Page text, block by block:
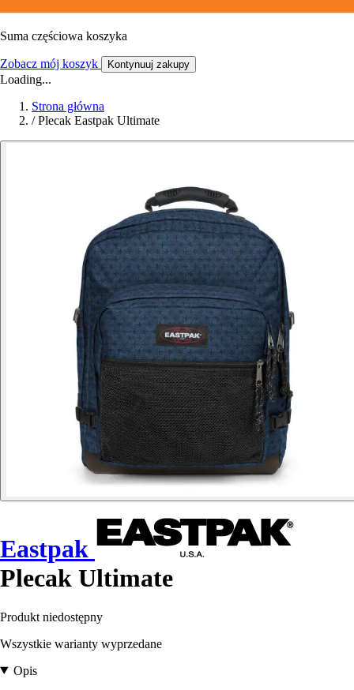
Suma częściowa koszyka
Zobacz mój koszyk Kontynuuj zakupy
Loading...
Strona główna
/ Plecak Eastpak Ultimate
Eastpak
Plecak Ultimate
Produkt niedostępny
Wszystkie warianty wyprzedane
Opis